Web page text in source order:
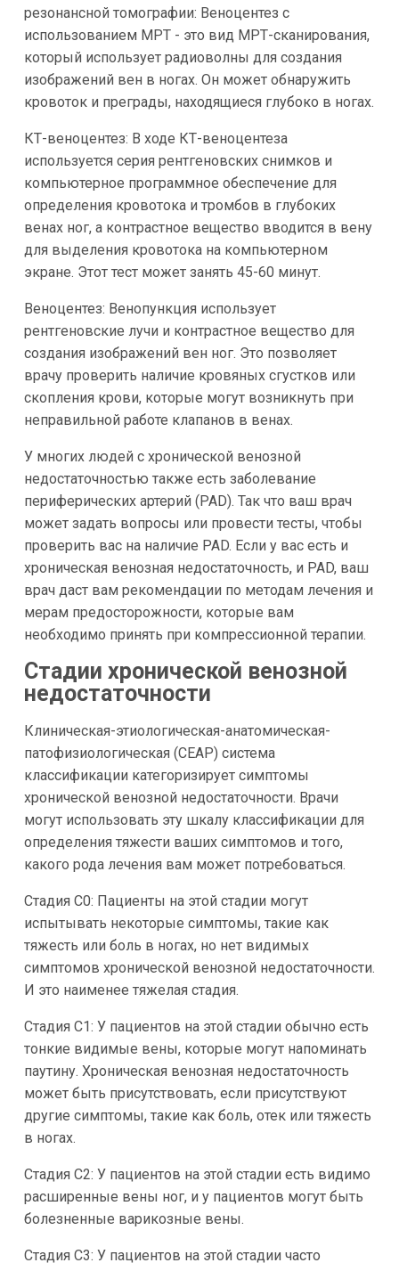
резонансной томографии: Веноцентез с
использованием МРТ - это вид МРТ-сканирования,
который использует радиоволны для создания
изображений вен в ногах. Он может обнаружить
кровоток и преграды, находящиеся глубоко в ногах.
КТ-веноцентез: В ходе КТ-веноцентеза
используется серия рентгеновских снимков и
компьютерное программное обеспечение для
определения кровотока и тромбов в глубоких
венах ног, а контрастное вещество вводится в вену
для выделения кровотока на компьютерном
экране. Этот тест может занять 45-60 минут.
Веноцентез: Венопункция использует
рентгеновские лучи и контрастное вещество для
создания изображений вен ног. Это позволяет
врачу проверить наличие кровяных сгустков или
скопления крови, которые могут возникнуть при
неправильной работе клапанов в венах.
У многих людей с хронической венозной
недостаточностью также есть заболевание
периферических артерий (PAD). Так что ваш врач
может задать вопросы или провести тесты, чтобы
проверить вас на наличие PAD. Если у вас есть и
хроническая венозная недостаточность, и PAD, ваш
врач даст вам рекомендации по методам лечения и
мерам предосторожности, которые вам
необходимо принять при компрессионной терапии.
Стадии хронической венозной
недостаточности
Клиническая-этиологическая-анатомическая-
патофизиологическая (CEAP) система
классификации категоризирует симптомы
хронической венозной недостаточности. Врачи
могут использовать эту шкалу классификации для
определения тяжести ваших симптомов и того,
какого рода лечения вам может потребоваться.
Стадия C0: Пациенты на этой стадии могут
испытывать некоторые симптомы, такие как
тяжесть или боль в ногах, но нет видимых
симптомов хронической венозной недостаточности.
И это наименее тяжелая стадия.
Стадия C1: У пациентов на этой стадии обычно есть
тонкие видимые вены, которые могут напоминать
паутину. Хроническая венозная недостаточность
может быть присутствовать, если присутствуют
другие симптомы, такие как боль, отек или тяжесть
в ногах.
Стадия C2: У пациентов на этой стадии есть видимо
расширенные вены ног, и у пациентов могут быть
болезненные варикозные вены.
Стадия C3: У пациентов на этой стадии часто